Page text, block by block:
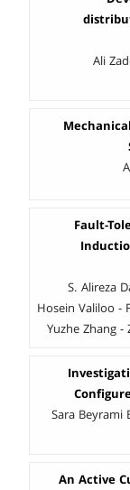
Ali
Fault-
S. Alireza
Hosein Valiloo -
Yuzhe Zhang -
Sara Beyrami
An Active